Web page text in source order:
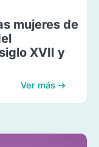
mujeres de
XVII y
Ver más →